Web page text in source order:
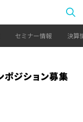
セミナー情報 決算